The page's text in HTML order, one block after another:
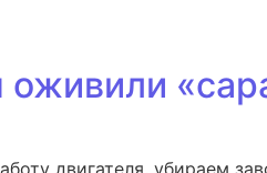
двигателя, убираем